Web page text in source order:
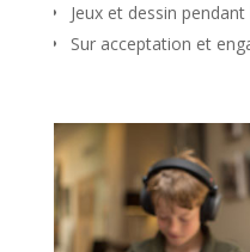
Jeux et dessin
Sur acceptation et